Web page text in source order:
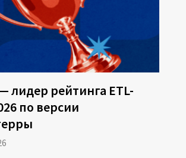
лидер рейтинга ETL-
по версии